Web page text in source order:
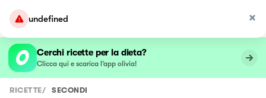
undefined
Cerchi ricette per la dieta?
Clicca qui e scarica l’app olivia!
RICETTE/ SECONDI